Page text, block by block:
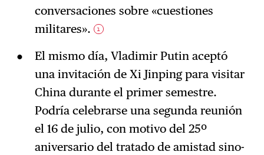
conversaciones sobre «cuestiones
militares».
1
El mismo día, Vladimir Putin aceptó
una invitación de Xi Jinping para visitar
China durante el primer semestre.
Podría celebrarse una segunda reunión
el 16 de julio, con motivo del 25º
aniversario del tratado de amistad sino-